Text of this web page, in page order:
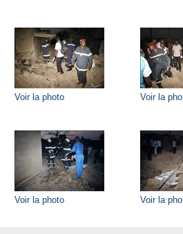
Voir la photo Voir la
Voir la photo Voir la